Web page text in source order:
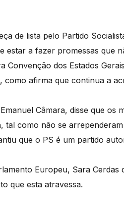
de lista pelo Partido
estar a fazer promessas que
Convenção dos Estados
como afirma que continua a
Câmara, disse que os
tal como não se
que o PS é um partido
Europeu, Sara
que esta atravessa.